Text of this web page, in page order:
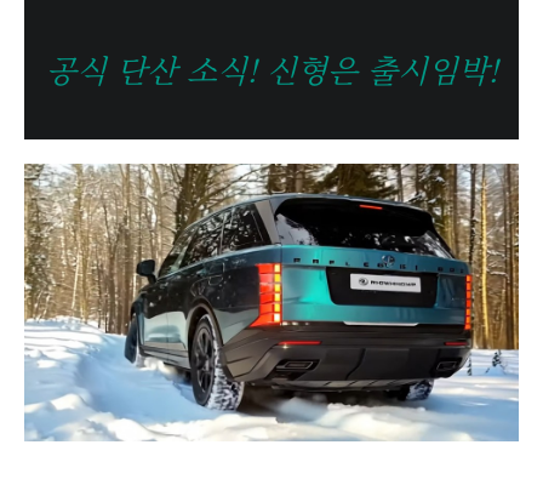
공식 단산 소식! 신형은 출시임박!